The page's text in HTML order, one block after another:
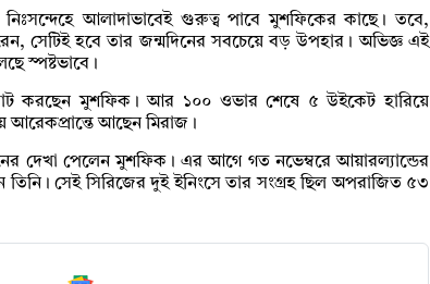
নিঃসন্দেহে আলাদাভাবেই গুরুত্ব পাবে মুশফিকের কাছে। তবে,
সেটিই হবে তার জন্মদিনের সবচেয়ে বড় উপহার। অভিজ্ঞ এই
স্পষ্টভাবে।
করছেন মুশফিক। আর ১০০ ওভার শেষে ৫ উইকেট হারিয়ে
আরেকপ্রান্তে আছেন মিরাজ।
দেখা পেলেন মুশফিক। এর আগে গত নভেম্বরে আয়ারল্যান্ডের
তিনি। সেই সিরিজের দুই ইনিংসে তার সংগ্রহ ছিল অপরাজিত ৫৩